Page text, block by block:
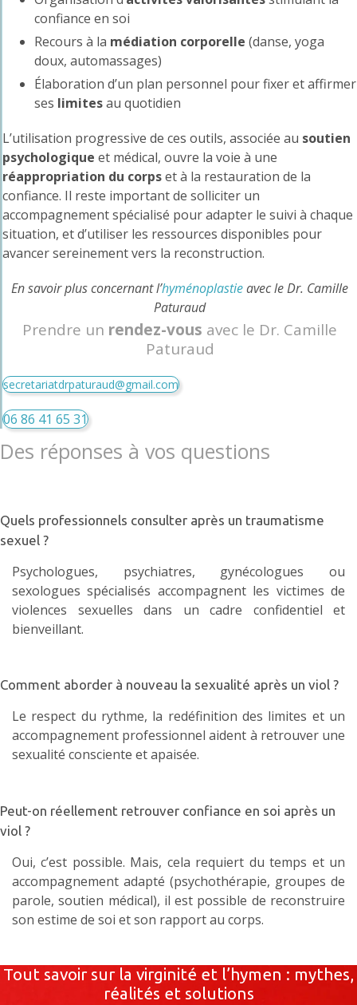
confiance en soi
Recours à la médiation corporelle (danse, yoga
doux, automassages)
Élaboration d’un plan personnel pour fixer et affirmer
ses limitesau quotidien
L’utilisation progressive de ces outils, associée au soutien
psychologique et médical, ouvre la voie à une
réappropriation du corpset à la restauration de la
confiance. Il reste important de solliciter un
accompagnement spécialisé pour adapter le suivi à chaque
situation, et d’utiliser les ressources disponibles pour
avancer sereinement vers la reconstruction.
En savoir plus concernant l’hyménoplastieavec le Dr. Camille
Paturaud
Prendre un rendez-vous avec le Dr. Camille
Paturaud
secretariatdrpaturaud@gmail.com
06 86 41 65 31
Des réponses à vos questions
Quels professionnels consulter après un traumatisme
sexuel ?
Psychologues, psychiatres, gynécologues ou
sexologues spécialisés accompagnent les victimes de
violences sexuelles dans un cadre confidentiel et
bienveillant.
Comment aborder à nouveau la sexualité après un viol ?
Le respect du rythme, la redéfinition des limites et un
accompagnement professionnel aident à retrouver une
sexualité consciente et apaisée.
Peut-on réellement retrouver confiance en soi après un
viol ?
Oui, c’est possible. Mais, cela requiert du temps et un
accompagnement adapté (psychothérapie, groupes de
parole, soutien médical), il est possible de reconstruire
son estime de soi et son rapport au corps.
Tout savoir sur la virginité et l’hymen : mythes,
réalités et solutions